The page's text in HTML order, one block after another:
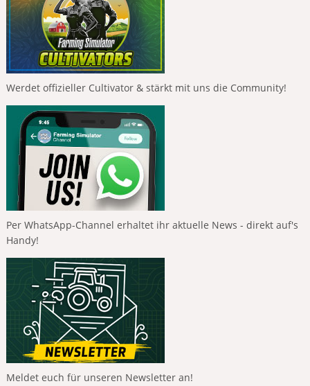
Werdet offizieller Cultivator & stärkt mit uns die Community!
Per WhatsApp-Channel erhaltet ihr aktuelle News - direkt auf's
Handy!
Meldet euch für unseren Newsletter an!